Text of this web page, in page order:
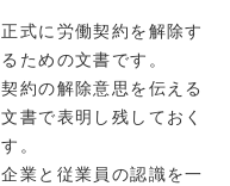
式に労働契約を解除す
ための文書です。
約の解除意思を伝える
書で表明し残しておく
。
業と従業員の認識を一